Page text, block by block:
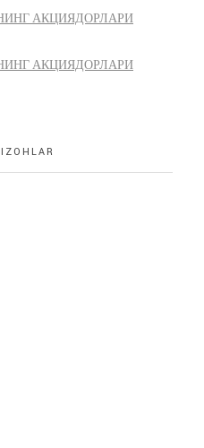
АКЦИЯДОРЛАРИ
АКЦИЯДОРЛАРИ